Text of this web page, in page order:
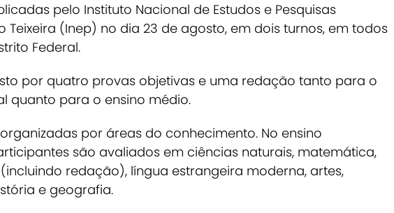
pelo Instituto Nacional de Estudos e Pesquisas
Teixeira (Inep) no dia 23 de agosto, em dois turnos, em todos
Federal.
por quatro provas objetivas e uma redação tanto para o
quanto para o ensino médio.
por áreas do conhecimento. No ensino
são avaliados em ciências naturais, matemática,
redação), língua estrangeira moderna, artes,
e geografia.